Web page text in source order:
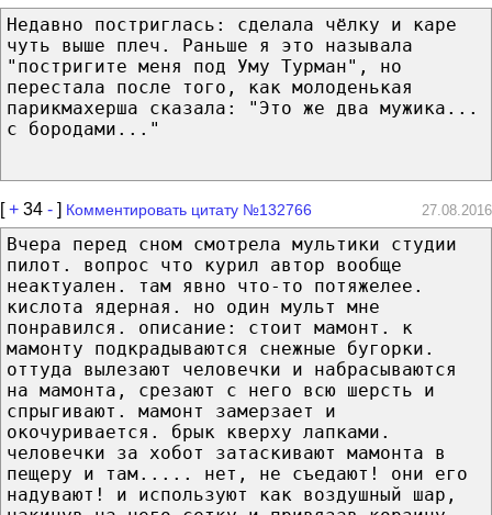
Недавно постриглась: сделала чёлку и каре
чуть выше плеч. Раньше я это называла
"постригите меня под Уму Турман", но
перестала после того, как молоденькая
парикмахерша сказала: "Это же два мужика...
с бородами..."
[+ 34 - ] Комментировать цитату №132766 27.08.2016
Вчера перед сном смотрела мультики студии
пилот. вопрос что курил автор вообще
неактуален. там явно что-то потяжелее.
кислота ядерная. но один мульт мне
понравился. описание: стоит мамонт. к
мамонту подкрадываются снежные бугорки.
оттуда вылезают человечки и набрасываются
на мамонта, срезают с него всю шерсть и
спрыгивают. мамонт замерзает и
окочуривается. брык кверху лапками.
человечки за хобот затаскивают мамонта в
пещеру и там..... нет, не съедают! они его
надувают! и используют как воздушный шар,